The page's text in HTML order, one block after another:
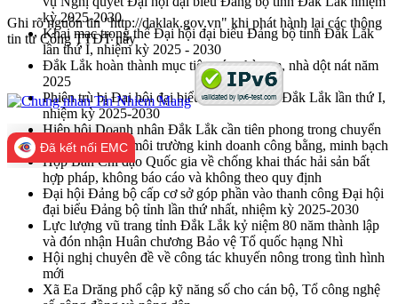
kỳ 2025-2030
Khai mạc trọng thể Đại hội đại biểu Đảng bộ tỉnh Đắk Lắk
lần thứ I, nhiệm kỳ 2025 - 2030
Đắk Lắk hoàn thành mục tiêu xóa nhà tạm, nhà dột nát năm
2025
Phiên trù bị Đại hội đại biểu Đảng bộ tỉnh Đắk Lắk lần thứ I,
nhiệm kỳ 2025-2030
Hiệp hội Doanh nhân Đắk Lắk cần tiên phong trong chuyển
đổi số, kiến tạo môi trường kinh doanh công bằng, minh bạch
Họp Ban Chỉ đạo Quốc gia về chống khai thác hải sản bất
hợp pháp, không báo cáo và không theo quy định
Đại hội Đảng bộ cấp cơ sở góp phần vào thanh công Đại hội
đại biểu Đảng bộ tỉnh lần thứ nhất, nhiệm kỳ 2025-2030
Lực lượng vũ trang tỉnh Đắk Lắk kỷ niệm 80 năm thành lập
và đón nhận Huân chương Bảo vệ Tổ quốc hạng Nhì
Hội nghị chuyên đề về công tác khuyến nông trong tình hình
mới
Xã Ea Drăng phổ cập kỹ năng số cho cán bộ, Tổ công nghệ
Ghi rõ nguồn tin "http://daklak.gov.vn" khi phát hành lại các thông
tin từ Cổng TTĐT này
Đã kết nối EMC